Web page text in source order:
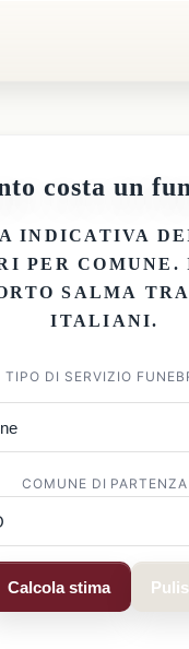
costa un
INDICATIVA
PER COMUNE .
SALMA
ITALIANI.
TIPO DI SERVIZIO
COMUNE DI PARTENZA
Calcola stima